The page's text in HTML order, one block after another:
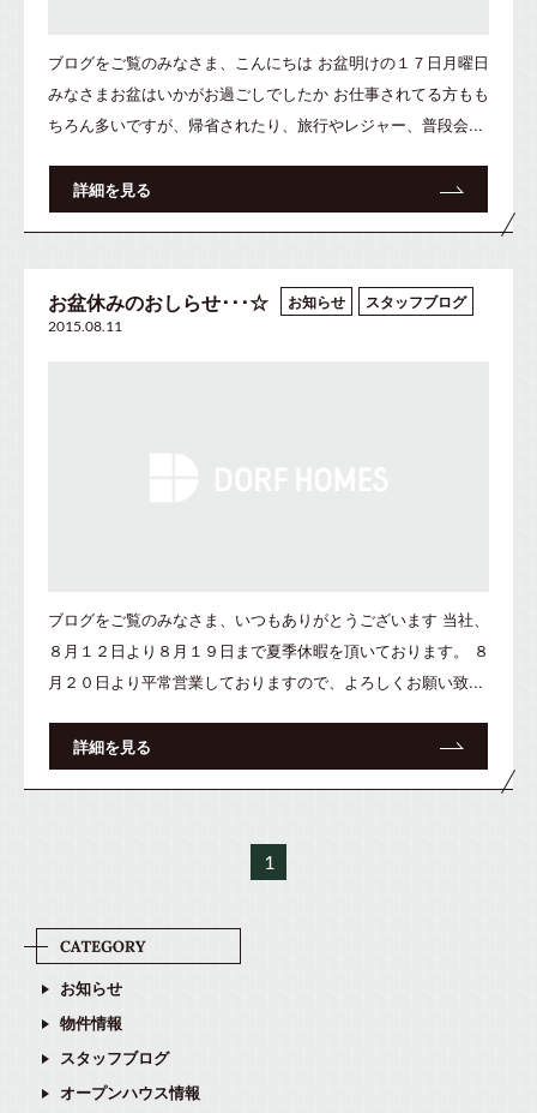
ブログをご覧のみなさま、こんにちは お盆明けの１７日月曜日
みなさまお盆はいかがお過ごしでしたか お仕事されてる方もも
ちろん多いですが、帰省されたり、旅行やレジャー、普段会...
詳細を見る
お盆休みのおしらせ･･･☆ お知らせ スタッフブログ
2015.08.11
ブログをご覧のみなさま、いつもありがとうございます 当社、
８月１２日より８月１９日まで夏季休暇を頂いております。 ８
月２０日より平常営業しておりますので、よろしくお願い致...
詳細を見る
1
お知らせ
物件情報
スタッフブログ
オープンハウス情報